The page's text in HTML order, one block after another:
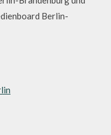
Berlin-